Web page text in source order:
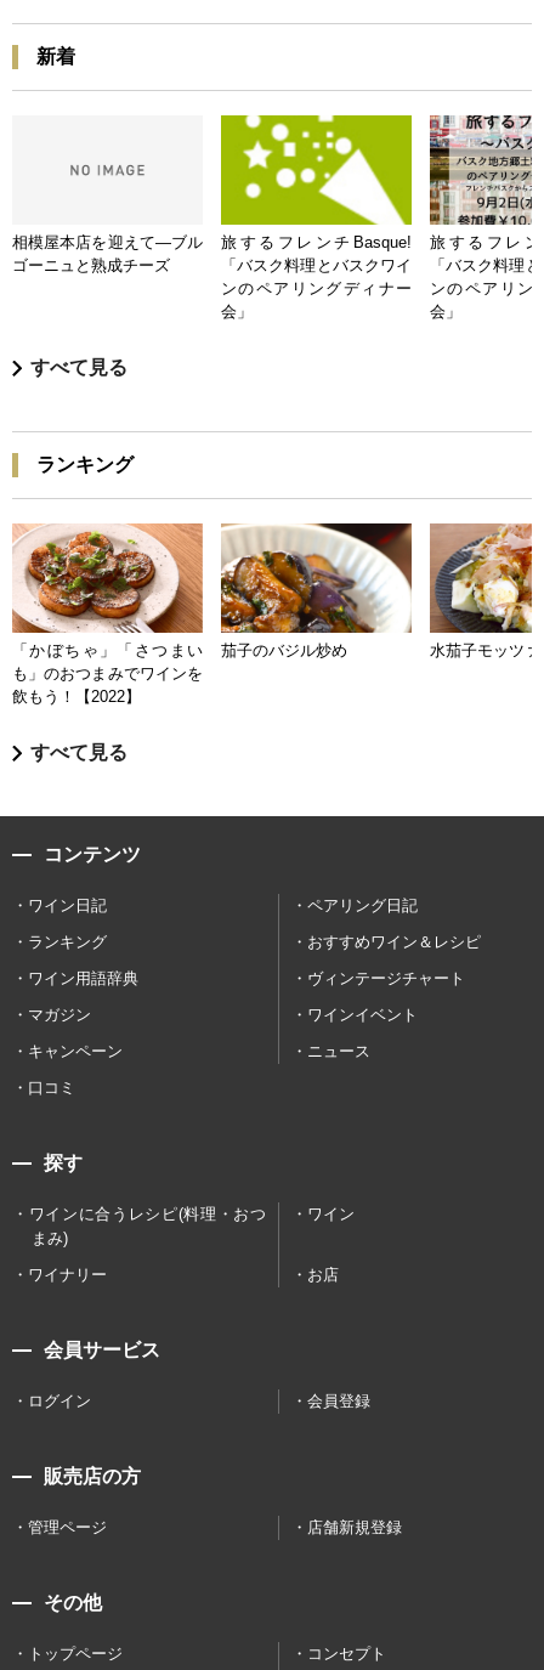
新着
相模屋本店を迎えて―ブル
ゴーニュと熟成チーズ
旅するフレンチBasque!
「バスク料理とバスクワイ
ンのペアリングディナー
会」
旅するフレン
「バスク料理
ンのペアリン
会」
すべて見る
ランキング
「かぼちゃ」「さつまい
も」のおつまみでワインを
飲もう！【2022】
茄子のバジル炒め 水茄子モッツァ
すべて見る
コンテンツ
ワイン日記
ペアリング日記
ランキング
おすすめワイン＆レシピ
ワイン用語辞典
ヴィンテージチャート
マガジン
ワインイベント
キャンペーン
ニュース
口コミ
探す
ワインに合うレシピ(料理・おつ
まみ)
ワイン
ワイナリー お店
会員サービス
ログイン 会員登録
販売店の方
管理ページ 店舗新規登録
その他
トップページ コンセプト